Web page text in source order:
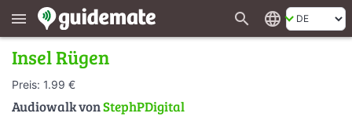
menu search language
Insel Rügen
Preis: 1.99 €
Audiowalk vonStephPDigital